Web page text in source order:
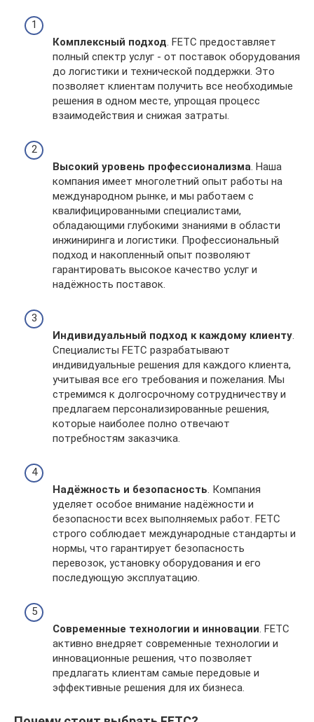
Комплексный подход. FETC предоставляет
полный спектр услуг - от поставок оборудования
до логистики и технической поддержки. Это
позволяет клиентам получить все необходимые
решения в одном месте, упрощая процесс
взаимодействия и снижая затраты.
Высокий уровень профессионализма. Наша
компания имеет многолетний опыт работы на
международном рынке, и мы работаем с
квалифицированными специалистами,
обладающими глубокими знаниями в области
инжиниринга и логистики. Профессиональный
подход и накопленный опыт позволяют
гарантировать высокое качество услуг и
надёжность поставок.
Индивидуальный подход к каждому клиенту.
Специалисты FETC разрабатывают
индивидуальные решения для каждого клиента,
учитывая все его требования и пожелания. Мы
стремимся к долгосрочному сотрудничеству и
предлагаем персонализированные решения,
которые наиболее полно отвечают
потребностям заказчика.
Надёжность и безопасность. Компания
уделяет особое внимание надёжности и
безопасности всех выполняемых работ. FETC
строго соблюдает международные стандарты и
нормы, что гарантирует безопасность
перевозок, установку оборудования и его
последующую эксплуатацию.
Современные технологии и инновации. FETC
активно внедряет современные технологии и
инновационные решения, что позволяет
предлагать клиентам самые передовые и
эффективные решения для их бизнеса.